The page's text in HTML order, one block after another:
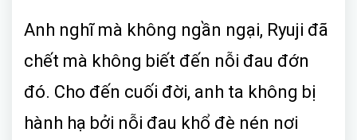
Anh nghĩ mà không ngần ngại, Ryuji đã
chết mà không biết đến nỗi đau đớn
đó. Cho đến cuối đời, anh ta không bị
hành hạ bởi nỗi đau khổ đè nén nơi